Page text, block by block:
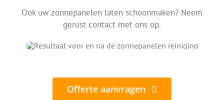
Ook uw zonnepanelen laten schoonmaken? Neem
gerust contact met ons op.
Offerte aanvragen